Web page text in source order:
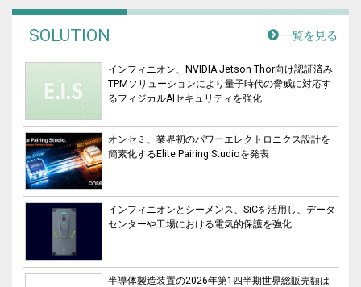
SOLUTION 一覧を見る
インフィニオン、NVIDIA Jetson Thor向け認証済み
TPMソリューションにより量子時代の脅威に対応す
るフィジカルAIセキュリティを強化
オンセミ、業界初のパワーエレクトロニクス設計を
簡素化するElite Pairing Studioを発表
インフィニオンとシーメンス、SiCを活用し、データ
センターや工場における電気的保護を強化
半導体製造装置の2026年第1四半期世界総販売額は